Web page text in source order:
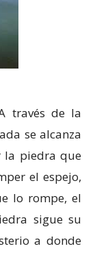
través de la
se alcanza
la piedra que
el espejo,
lo rompe, el
sigue su
a donde